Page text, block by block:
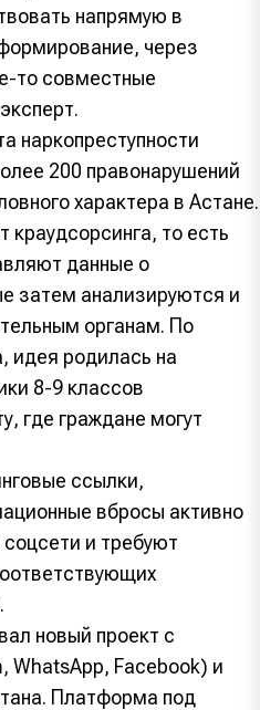
напрямую в
через
то совместные
наркопреступности
200 правонарушений
характера в Астане.
краудсорсинга, то есть
данные о
затем анализируются и
органам. По
идея родилась на
8-9 классов
где граждане могут
ссылки,
вбросы активно
и требуют
новый проект с
WhatsApp, Facebook) и
Платформа под